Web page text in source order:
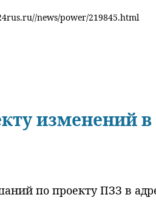
news/power/219845.html
изменений
по проекту ПЗЗ в